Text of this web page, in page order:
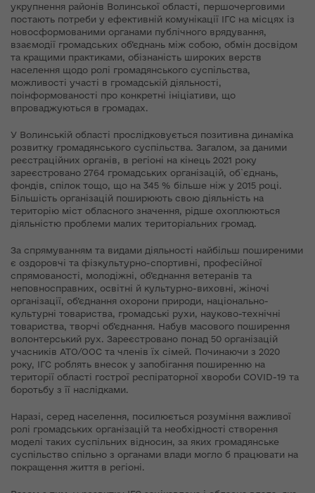
укрупнення районів Волинської області, першочерговими
постають потреби у ефективній комунікації ІГС на місцях із
новосформованими органами публічного врядування,
взаємодії громадських об’єднань між собою, обмін досвідом
та кращими практиками, обізнаність широких верств
населення щодо ролі громадянського суспільства,
можливості участі в громадській діяльності,
поінформованості про конкретні ініціативи, що
впроваджуються в громадах.
У Волинській області прослідковується позитивна динаміка
розвитку громадянського суспільства. Загалом, за даними
реєстраційних органів, в регіоні на кінець 2021 року
зареєстровано 2764 громадських організацій, об`єднань,
фондів, спілок тощо, що на 345 % більше ніж у 2015 році.
Більшість організацій поширюють свою діяльність на
територію міст обласного значення, рідше охоплюються
діяльністю проблеми малих територіальних громад.
За спрямуванням та видами діяльності найбільш поширеними
є оздоровчі та фізкультурно-спортивні, професійної
спрямованості, молодіжні, об’єднання ветеранів та
неповносправних, освітні й культурно-виховні, жіночі
організації, об’єднання охорони природи, національно-
культурні товариства, громадські рухи, науково-технічні
товариства, творчі об’єднання. Набув масового поширення
волонтерський рух. Зареєстровано понад 50 організацій
учасників АТО/ООС та членів їх сімей. Починаючи з 2020
року, ІГС роблять внесок у запобігання поширенню на
території області гострої респіраторної хвороби COVID-19 та
боротьбу з її наслідками.
Наразі, серед населення, посилюється розуміння важливої
ролі громадських організацій та необхідності створення
моделі таких суспільних відносин, за яких громадянське
суспільство спільно з органами влади могло б працювати на
покращення життя в регіоні.